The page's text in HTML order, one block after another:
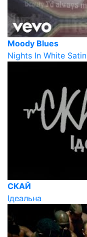
Moody Blues
Nights In White Satin
СКАЙ
Ідеальна